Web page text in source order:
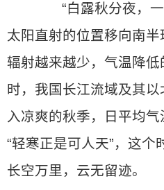
“白露秋分夜，一
太阳直射的位置移向南
辐射越来越少，气温降
时，我国长江流域及其
入凉爽的秋季，日平均气
“轻寒正是可人天”，这个
长空万里，云无留迹。